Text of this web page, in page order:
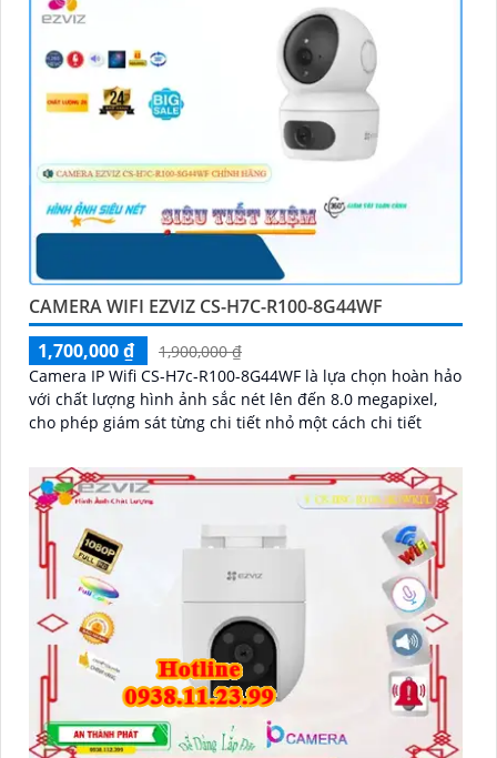
CAMERA WIFI EZVIZ CS-H7C-R100-8G44WF
1,700,000 ₫
1,900,000 ₫
Camera IP Wifi CS-H7c-R100-8G44WF là lựa chọn hoàn hảo
với chất lượng hình ảnh sắc nét lên đến 8.0 megapixel,
cho phép giám sát từng chi tiết nhỏ một cách chi tiết